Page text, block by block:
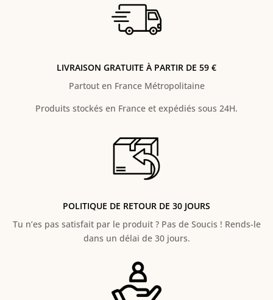
LIVRAISON GRATUITE À PARTIR DE 59 €
Partout en France Métropolitaine
Produits stockés en France et expédiés sous 24H.
POLITIQUE DE RETOUR DE 30 JOURS
Tu n’es pas satisfait par le produit ? Pas de Soucis ! Rends-le
dans un délai de 30 jours.